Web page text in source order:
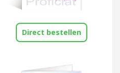
Direct bestellen